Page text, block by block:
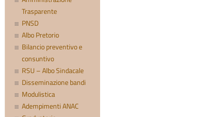
Trasparente
PNSD
Albo Pretorio
Bilancio preventivo e
consuntivo
RSU – Albo Sindacale
Disseminazione bandi
Modulistica
Adempimenti ANAC